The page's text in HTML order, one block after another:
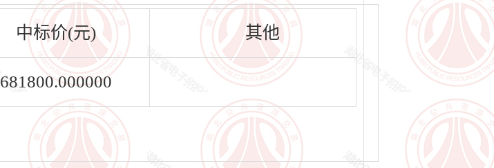
中标价(元) 其他
681800.000000